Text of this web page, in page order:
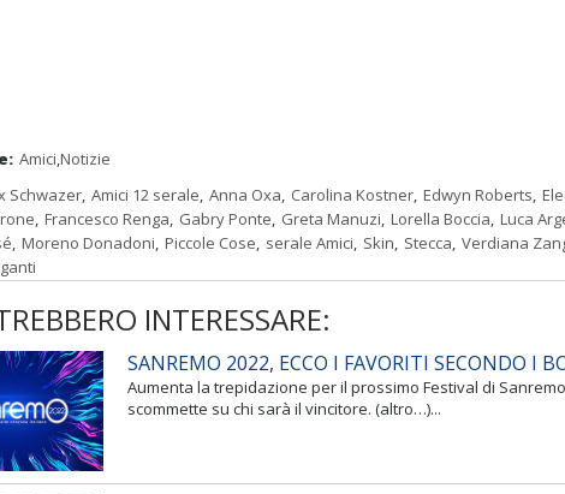
Amici,Notizie
Schwazer, Amici 12 serale, Anna Oxa, Carolina Kostner, Edwyn Roberts,
, Francesco Renga, Gabry Ponte, Greta Manuzi, Lorella Boccia, Luca
, Moreno Donadoni, Piccole Cose, serale Amici, Skin, Stecca, Verdiana
INTERESSARE:
SANREMO 2022, ECCO I FAVORITI SECONDO I
Aumenta la trepidazione per il prossimo Festival di
scommette su chi sarà il vincitore. (altro…)...